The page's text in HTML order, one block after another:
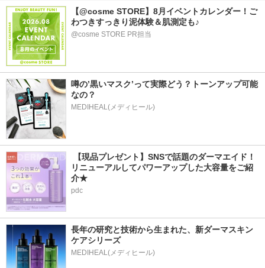
【@cosme STORE】8月イベントカレンダー！ご
わつきすっきり泥体験＆肌測定も♪
@cosme STORE PR担当
噂の’黒いマスク’って実際どう？トーンアップ可能
なの？
MEDIHEAL(メディヒール)
【現品プレゼント】SNSで話題のダーマエイド！
リニューアルしてパワーアップした大容量をご紹
介★
pdc
長年の研究と技術から生まれた、新ダーマスキン
ケアシリーズ